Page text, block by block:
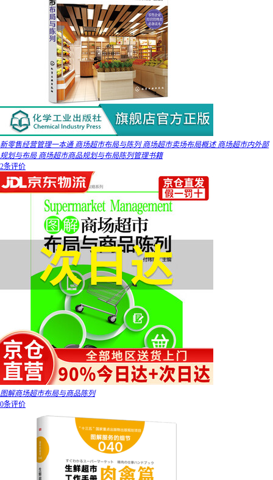
新零售经营管理一本通 商场超市布局与陈列 商场超市卖场布局概述 商场超市内外部
规划与布局 商场超市商品规划与布局陈列管理书籍
2条评价
图解商场超市布局与商品陈列
0条评价